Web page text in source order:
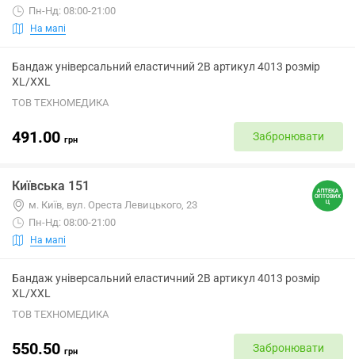
Пн-Нд: 08:00-21:00
На мапі
Бандаж універсальний еластичний 2B артикул 4013 розмір
XL/XXL
ТОВ ТЕХНОМЕДИКА
491.00 грн Забронювати
Київська 151
м. Київ, вул. Ореста Левицького, 23
Пн-Нд: 08:00-21:00
На мапі
Бандаж універсальний еластичний 2B артикул 4013 розмір
XL/XXL
ТОВ ТЕХНОМЕДИКА
550.50 грн Забронювати